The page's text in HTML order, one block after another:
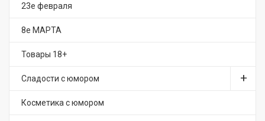
23е февраля
8е МАРТА
Товары 18+
Сладости с юмором
Косметика с юмором